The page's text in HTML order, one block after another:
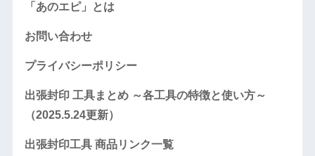
「あのエピ」とは
お問い合わせ
プライバシーポリシー
出張封印 工具まとめ ～各工具の特徴と使い方～
（2025.5.24更新）
出張封印工具 商品リンク一覧